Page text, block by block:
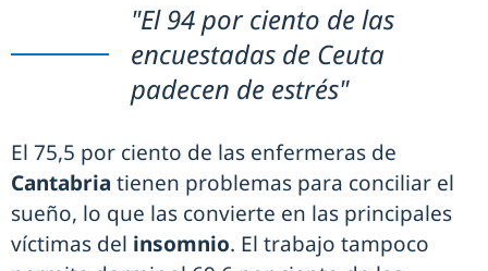
"El 94 por ciento de las
encuestadas de Ceuta
padecen de estrés"
El 75,5 por ciento de las enfermeras de
Cantabria tienen problemas para conciliar el
sueño, lo que las convierte en las principales
víctimas del insomnio. El trabajo tampoco